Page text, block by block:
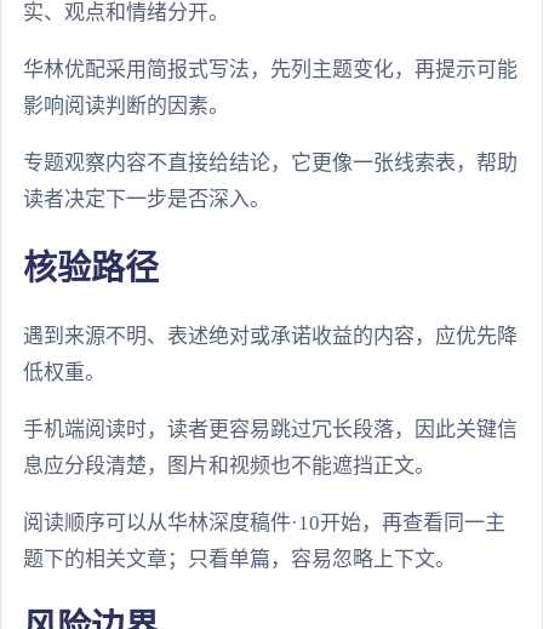
实、观点和情绪分开。
华林优配采用简报式写法，先列主题变化，再提示可能
影响阅读判断的因素。
专题观察内容不直接给结论，它更像一张线索表，帮助
读者决定下一步是否深入。
核验路径
遇到来源不明、表述绝对或承诺收益的内容，应优先降
低权重。
手机端阅读时，读者更容易跳过冗长段落，因此关键信
息应分段清楚，图片和视频也不能遮挡正文。
阅读顺序可以从华林深度稿件·10开始，再查看同一主
题下的相关文章；只看单篇，容易忽略上下文。